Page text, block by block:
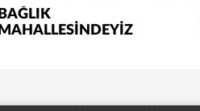
BAĞLIK
MAHALLESİNDEYİZ